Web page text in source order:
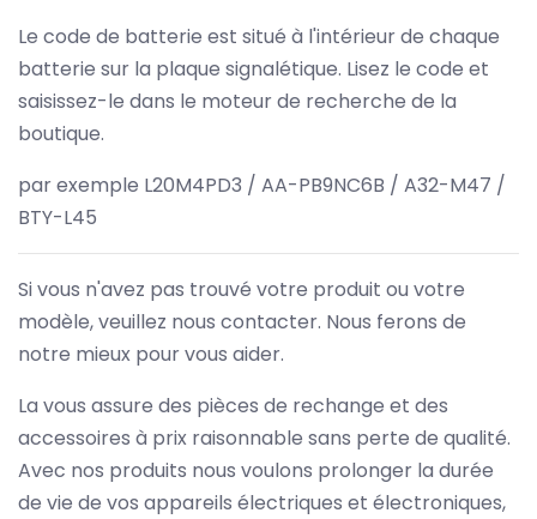
Le code de batterie est situé à l'intérieur de chaque
batterie sur la plaque signalétique. Lisez le code et
saisissez-le dans le moteur de recherche de la
boutique.
par exemple L20M4PD3 / AA-PB9NC6B / A32-M47 /
BTY-L45
Si vous n'avez pas trouvé votre produit ou votre
modèle, veuillez nous contacter. Nous ferons de
notre mieux pour vous aider.
La vous assure des pièces de rechange et des
accessoires à prix raisonnable sans perte de qualité.
Avec nos produits nous voulons prolonger la durée
de vie de vos appareils électriques et électroniques,